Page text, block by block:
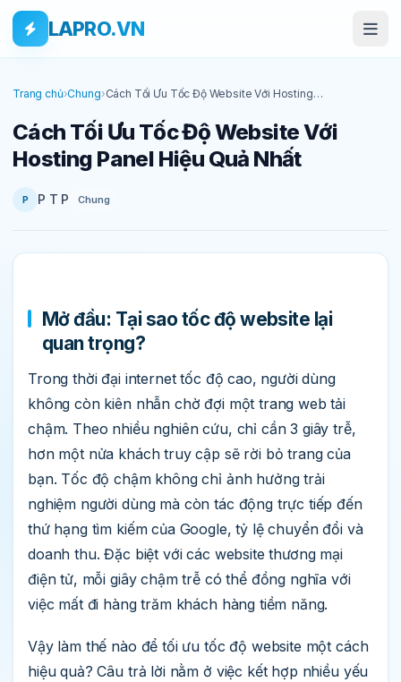
Skip to main content
Bỏ qua tới nội dung
LAPRO.VN
Trang chủ›Chung›Cách Tối Ưu Tốc Độ Website Với Hosting
Cách Tối Ưu Tốc Độ Website Với
Hosting Panel Hiệu Quả Nhất
P P T P Chung
Mở đầu: Tại sao tốc độ website lại
quan trọng?
Trong thời đại internet tốc độ cao, người dùng
không còn kiên nhẫn chờ đợi một trang web tải
chậm. Theo nhiều nghiên cứu, chỉ cần 3 giây trễ,
hơn một nửa khách truy cập sẽ rời bỏ trang của
bạn. Tốc độ chậm không chỉ ảnh hưởng trải
nghiệm người dùng mà còn tác động trực tiếp đến
thứ hạng tìm kiếm của Google, tỷ lệ chuyển đổi và
doanh thu. Đặc biệt với các website thương mại
điện tử, mỗi giây chậm trễ có thể đồng nghĩa với
việc mất đi hàng trăm khách hàng tiềm năng.
Vậy làm thế nào để tối ưu tốc độ website một cách
hiệu quả? Câu trả lời nằm ở việc kết hợp nhiều yếu